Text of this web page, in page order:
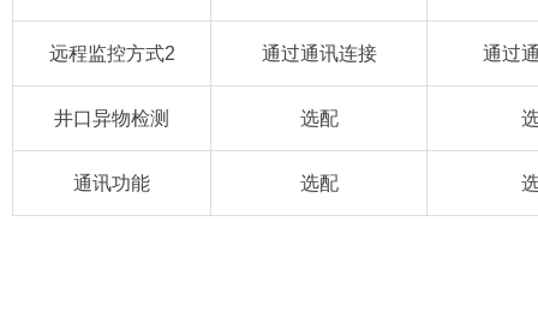
远程监控方式2 通过通讯连接 通过
井口异物检测 选配
通讯功能 选配